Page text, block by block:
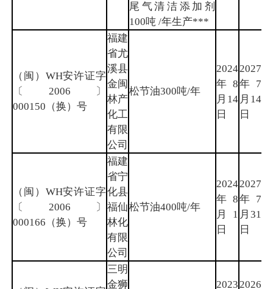
尾气清洁添加剂
100吨 /年生产***
（闽）WH安许证字
〔2006〕
000150（换）号
福建
省尤
溪县
金闽
林产
化工
有限
公司
松节油300吨/年
2024
年8
月14
日
2027
年7
月14
日
（闽）WH安许证字
〔2006〕
000166（换）号
福建
省宁
化县
福仙
林化
有限
公司
松节油400吨/年
2024
年8
月1
日
2027
年7
月31
日
三明
金狮
20232026